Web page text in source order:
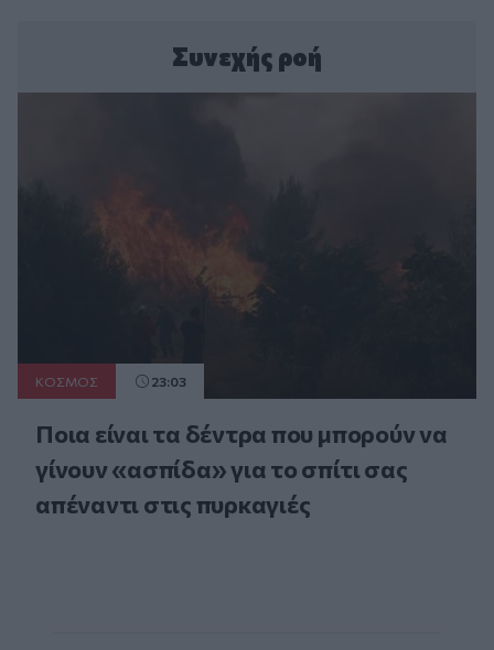
Συνεχής ροή
ΚΟΣΜΟΣ 23:03
Ποια είναι τα δέντρα που μπορούν να
γίνουν «ασπίδα» για το σπίτι σας
απέναντι στις πυρκαγιές